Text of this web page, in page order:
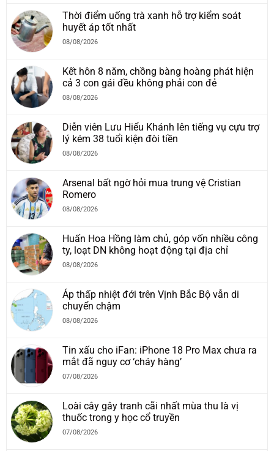
Thời điểm uống trà xanh hỗ trợ kiểm soát
huyết áp tốt nhất
08/08/2026
Kết hôn 8 năm, chồng bàng hoàng phát hiện
cả 3 con gái đều không phải con đẻ
08/08/2026
Diễn viên Lưu Hiểu Khánh lên tiếng vụ cựu trợ
lý kém 38 tuổi kiện đòi tiền
08/08/2026
Arsenal bất ngờ hỏi mua trung vệ Cristian
Romero
08/08/2026
Huấn Hoa Hồng làm chủ, góp vốn nhiều công
ty, loạt DN không hoạt động tại địa chỉ
08/08/2026
Áp thấp nhiệt đới trên Vịnh Bắc Bộ vẫn di
chuyển chậm
08/08/2026
Tin xấu cho iFan: iPhone 18 Pro Max chưa ra
mắt đã nguy cơ ‘cháy hàng’
07/08/2026
Loài cây gây tranh cãi nhất mùa thu là vị
thuốc trong y học cổ truyền
07/08/2026